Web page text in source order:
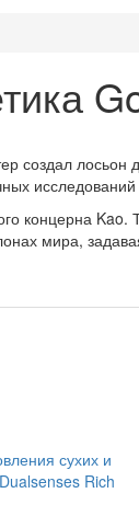
лосьон
концерна
мира,
сухих и
Rich